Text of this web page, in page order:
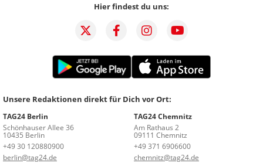
Hier findest du uns:
Unsere Redaktionen direkt für Dich vor Ort:
TAG24 Berlin
Schönhauser Allee 36
10435 Berlin
+49 30 120880900
berlin@tag24.de
TAG24 Chemnitz
Am Rathaus 2
09111 Chemnitz
+49 371 6906600
chemnitz@tag24.de